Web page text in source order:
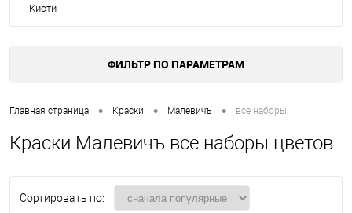
Кисти
ФИЛЬТР ПО ПАРАМЕТРАМ
Главная страница • Краски • Малевичъ • все наборы
Краски Малевичъ все наборы цветов
Сортировать по: